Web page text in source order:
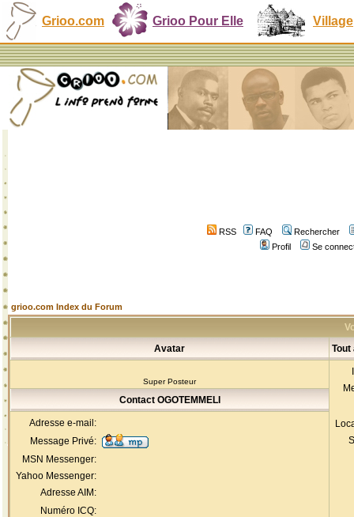
Grioo.com Grioo Pour Elle Village
RSS FAQ
Rechercher
Profil
Se
grioo.com Index du Forum
Avatar
Tout
Super Posteur
Contact OGOTEMMELI
Adresse e-mail:
Message Privé:
MSN Messenger:
Yahoo Messenger:
Adresse AIM:
Numéro ICQ: